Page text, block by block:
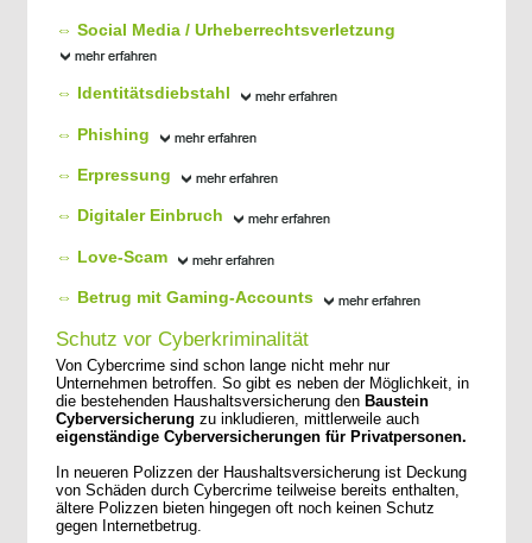
⇔ Social Media / Urheberrechtsverletzung
⇔ Identitätsdiebstahl
⇔ Phishing
⇔ Erpressung
⇔ Digitaler Einbruch
⇔ Love-Scam
⇔ Betrug mit Gaming-Accounts
Schutz vor Cyberkriminalität
Von Cybercrime sind schon lange nicht mehr nur
Unternehmen betroffen. So gibt es neben der Möglichkeit, in
die bestehenden Haushaltsversicherung den Baustein
Cyberversicherung zu inkludieren, mittlerweile auch
eigenständige Cyberversicherungen für Privatpersonen.
In neueren Polizzen der Haushaltsversicherung ist Deckung
von Schäden durch Cybercrime teilweise bereits enthalten,
ältere Polizzen bieten hingegen oft noch keinen Schutz
gegen Internetbetrug.